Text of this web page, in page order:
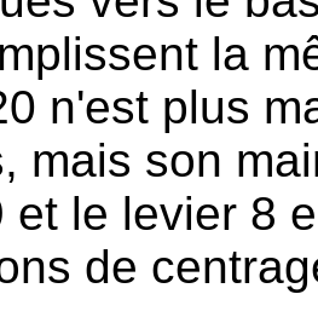
la
n'est plus
mais son
et le levier 8
de